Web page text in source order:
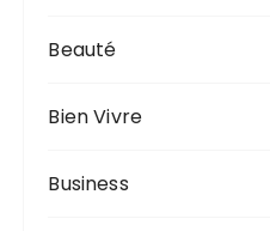
Beauté
Bien Vivre
Business